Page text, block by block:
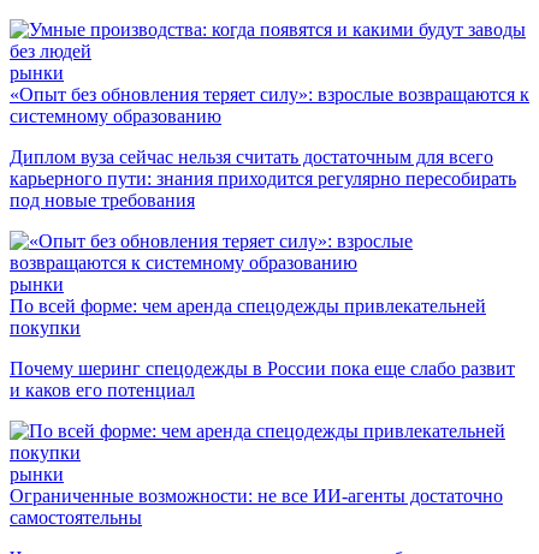
рынки
«Опыт без обновления теряет силу»: взрослые возвращаются к
системному образованию
Диплом вуза сейчас нельзя считать достаточным для всего
карьерного пути: знания приходится регулярно пересобирать
под новые требования
рынки
По всей форме: чем аренда спецодежды привлекательней
покупки
Почему шеринг спецодежды в России пока еще слабо развит
и каков его потенциал
рынки
Ограниченные возможности: не все ИИ-агенты достаточно
самостоятельны